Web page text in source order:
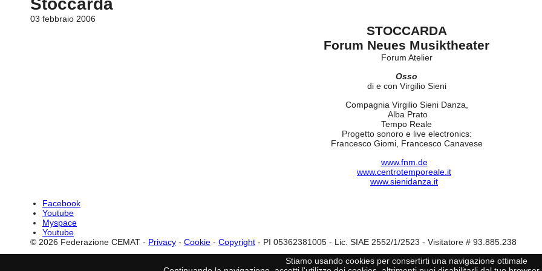
Stiamo usando cookies per consertirti una navigazione ottimale
Stoccarda
03 febbraio 2006
STOCCARDA
Forum Neues Musiktheater
Forum Atelier
Osso
di e con Virgilio Sieni
Compagnia Virgilio Sieni Danza,
Alba Prato
Tempo Reale
Progetto sonoro e live electronics:
Francesco Giomi, Francesco Canavese
www.fnm.de
www.centrotemporeale.it
www.sienidanza.it
Facebook
Youtube
Myspace
Youtube
© 2026 Federazione CEMAT - Privacy - Cookie - Copyright - PI 05362381005 - Lic. SIAE 2552/1/2523 - Visitatore # 93.885.238